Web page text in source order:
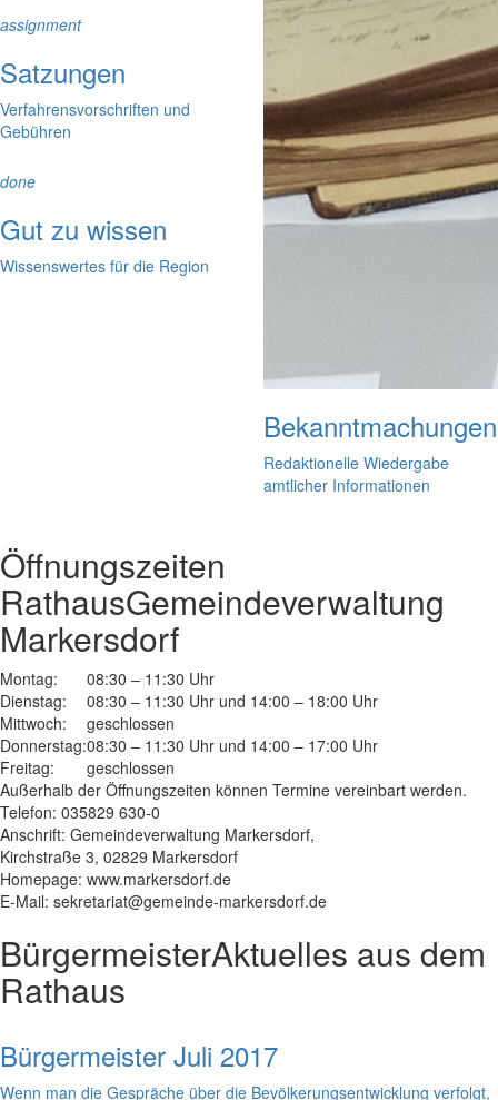
Bekanntmachungen
Redaktionelle Wiedergabe
amtlicher Informationen
assignment
Satzungen
Verfahrensvorschriften und
Gebühren
done
Gut zu wissen
Wissenswertes für die Region
Öffnungszeiten
RathausGemeindeverwaltung
Markersdorf
Montag:
08:30 – 11:30 Uhr
Dienstag:
08:30 – 11:30 Uhr und 14:00 – 18:00 Uhr
Mittwoch:
geschlossen
Donnerstag:08:30 – 11:30 Uhr und 14:00 – 17:00 Uhr
Freitag:
geschlossen
Außerhalb der Öffnungszeiten können Termine vereinbart werden.
Telefon: 035829 630-0
Anschrift: Gemeindeverwaltung Markersdorf,
Kirchstraße 3, 02829 Markersdorf
Homepage: www.markersdorf.de
E-Mail: sekretariat@gemeinde-markersdorf.de
BürgermeisterAktuelles aus dem
Rathaus
Bürgermeister Juli 2017
Wenn man die Gespräche über die Bevölkerungsentwicklung verfolgt,